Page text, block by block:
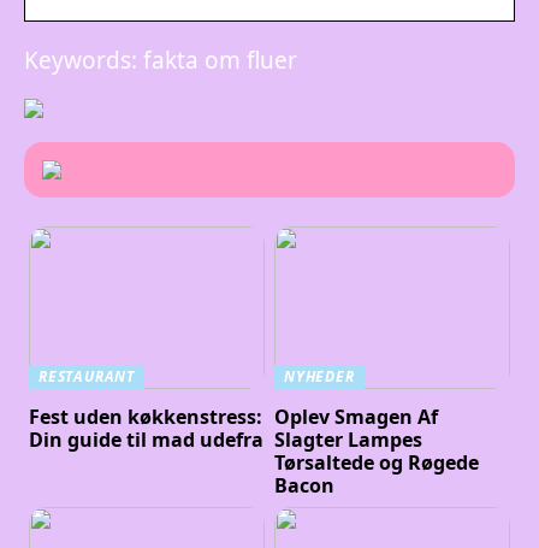
Keywords: fakta om fluer
RESTAURANT
Fest uden køkkenstress:
Din guide til mad udefra
NYHEDER
Oplev Smagen Af
Slagter Lampes
Tørsaltede og Røgede
Bacon